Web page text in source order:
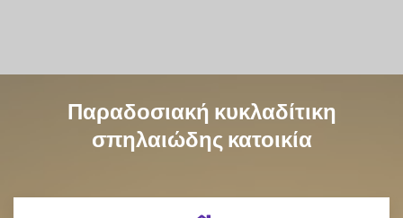
Παραδοσιακή κυκλαδίτικη
σπηλαιώδης κατοικία